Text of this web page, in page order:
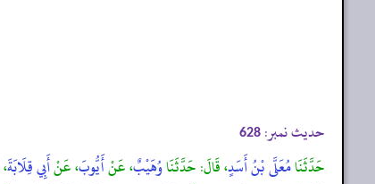
حدیث نمبر: 628
حَدَّثَنَامُعَلَّى بْنُ أَسَدٍ، قَالَ: حَدَّثَنَاوُهَيْبٌ، عَنْأَيُّوبَ، عَنْأَبِي قِلَابَةَ